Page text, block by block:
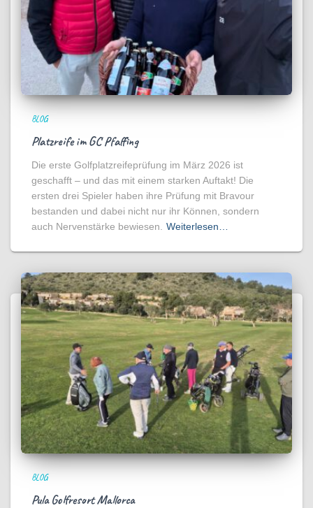
BLOG
Platzreife im GC Pfaffing
Die erste Golfplatzreifeprüfung im März 2026 ist
geschafft – und das mit einem starken Auftakt! Die
ersten drei Spieler haben ihre Prüfung mit Bravour
bestanden und dabei nicht nur ihr Können, sondern
auch Nervenstärke bewiesen.
Weiterlesen…
BLOG
Pula Golfresort Mallorca